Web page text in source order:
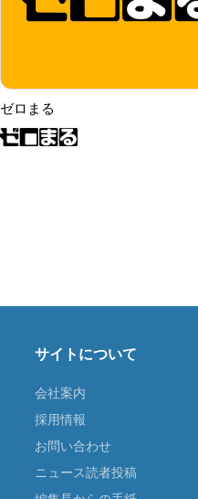
ゼロまる
サイトについて
会社案内
採用情報
お問い合わせ
ニュース読者投稿